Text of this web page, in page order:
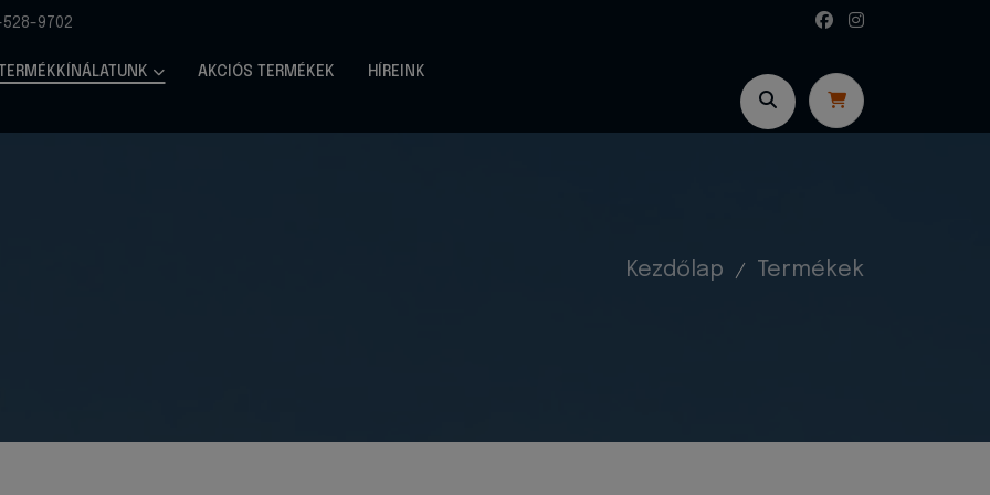
9702
AKCIÓS TERMÉKEK HÍREINK
Kezdőlap Termékek